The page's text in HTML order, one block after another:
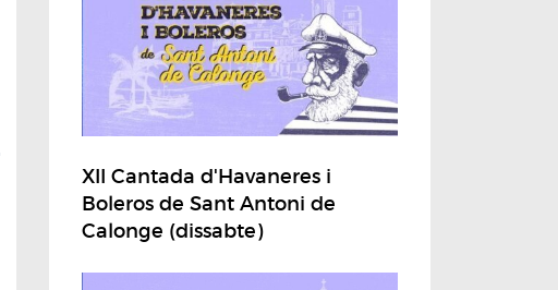
XII Cantada d'Havaneres i
Boleros de Sant Antoni de
Calonge (dissabte)